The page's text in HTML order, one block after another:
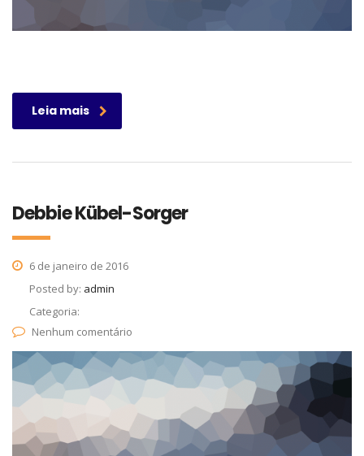
Leia mais
Debbie Kübel-Sorger
6 de janeiro de 2016
Posted by: admin
Categoria:
Nenhum comentário